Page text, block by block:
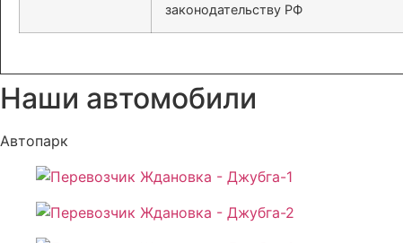
законодательству РФ
Наши автомобили
Автопарк